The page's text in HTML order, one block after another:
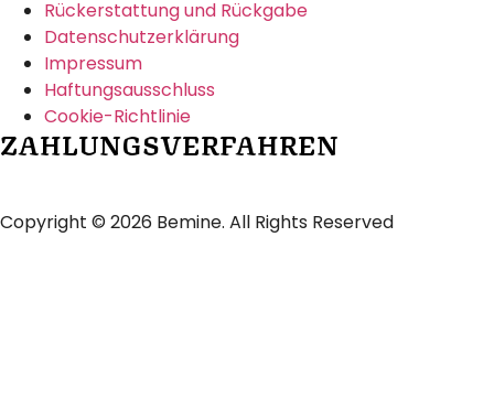
Rückerstattung und Rückgabe
Datenschutzerklärung
Impressum
Haftungsausschluss
Cookie-Richtlinie
ZAHLUNGSVERFAHREN
Copyright © 2026 Bemine. All Rights Reserved